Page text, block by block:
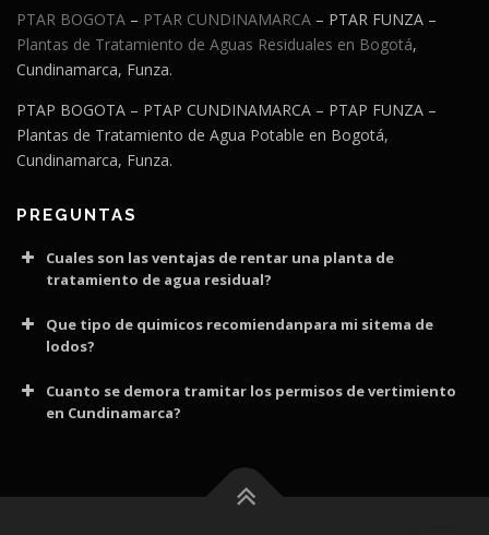
PTAR BOGOTA – PTAR CUNDINAMARCA – PTAR FUNZA –
Plantas de Tratamiento de Aguas Residuales en Bogotá,
Cundinamarca, Funza.
PTAP BOGOTA – PTAP CUNDINAMARCA – PTAP FUNZA –
Plantas de Tratamiento de Agua Potable en Bogotá,
Cundinamarca, Funza.
PREGUNTAS
Cuales son las ventajas de rentar una planta de
tratamiento de agua residual?
Que tipo de quimicos recomiendanpara mi sitema de
lodos?
Cuanto se demora tramitar los permisos de vertimiento
en Cundinamarca?